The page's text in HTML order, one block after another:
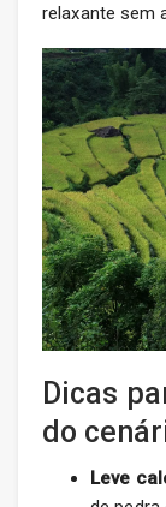
relaxante sem
Dicas
do
Leve